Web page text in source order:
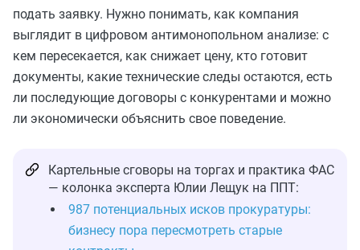
подать заявку. Нужно понимать, как компания
выглядит в цифровом антимонопольном анализе: с
кем пересекается, как снижает цену, кто готовит
документы, какие технические следы остаются, есть
ли последующие договоры с конкурентами и можно
ли экономически объяснить свое поведение.
Картельные сговоры на торгах и практика ФАС
— колонка эксперта Юлии Лещук на ППТ:
987 потенциальных исков прокуратуры:
бизнесу пора пересмотреть старые